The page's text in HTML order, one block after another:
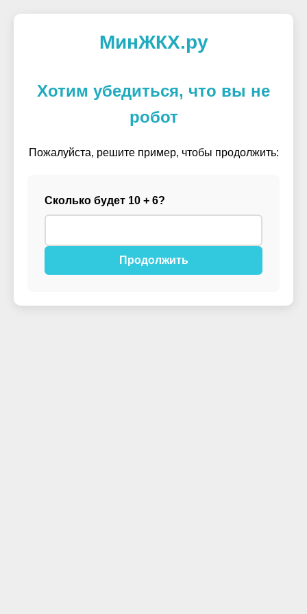
МинЖКХ.ру
Хотим убедиться, что вы не
робот
Пожалуйста, решите пример, чтобы продолжить:
Сколько будет 10 + 6?
Продолжить